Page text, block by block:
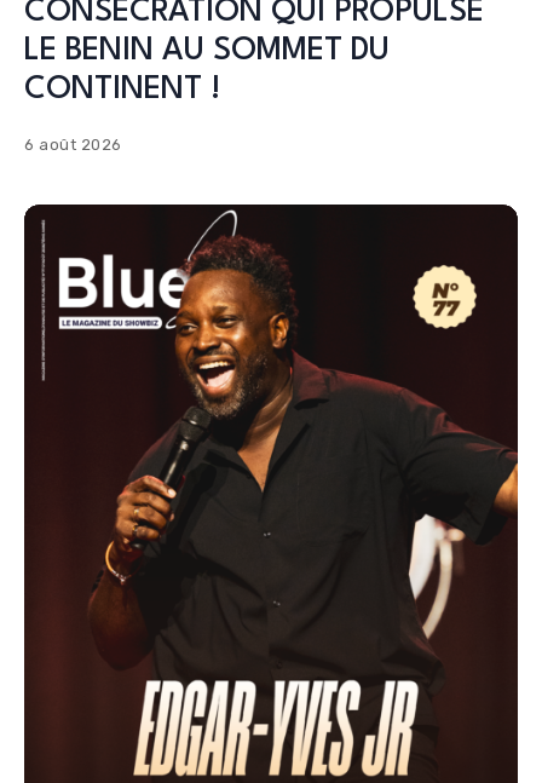
CONSECRATION QUI PROPULSE
LE BENIN AU SOMMET DU
CONTINENT !
6 août 2026